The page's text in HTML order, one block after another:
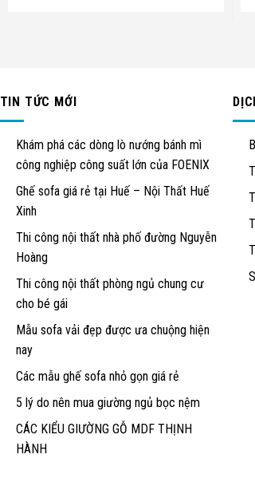
TIN TỨC MỚI
Khám phá các dòng lò nướng bánh mì
công nghiệp công suất lớn của FOENIX
Ghế sofa giá rẻ tại Huế – Nội Thất Huế
Xinh
Thi công nội thất nhà phố đường Nguyễn
Hoàng
Thi công nội thất phòng ngủ chung cư
cho bé gái
Mẫu sofa vải đẹp được ưa chuộng hiện
nay
Các mẫu ghế sofa nhỏ gọn giá rẻ
5 lý do nên mua giường ngủ bọc nệm
CÁC KIỂU GIƯỜNG GỖ MDF THỊNH
HÀNH